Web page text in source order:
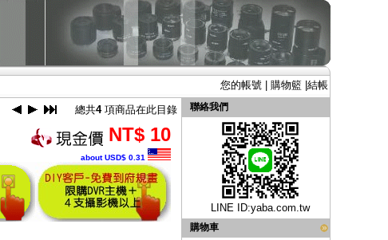
您的帳號 購物籃 結帳
總共4項商品在此目錄
NT$ 10
about USD$ 0.31
聯絡我們
LINE ID:yaba.com.tw
購物車